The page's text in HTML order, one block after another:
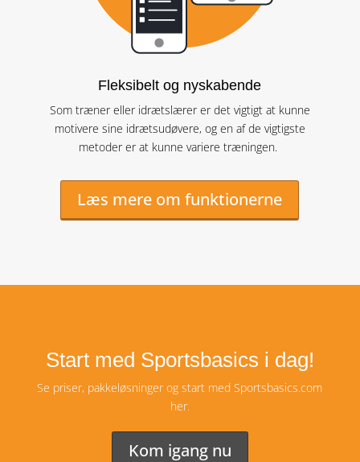
Fleksibelt og nyskabende
Som træner eller idrætslærer er det vigtigt at kunne
motivere sine idrætsudøvere, og en af de vigtigste
metoder er at kunne variere træningen.
Læs mere om funktionerne
Start med Sportsbasics i dag!
Se priser, pakkeløsninger og start med Sportsbasics.com
her.
Kom igang nu